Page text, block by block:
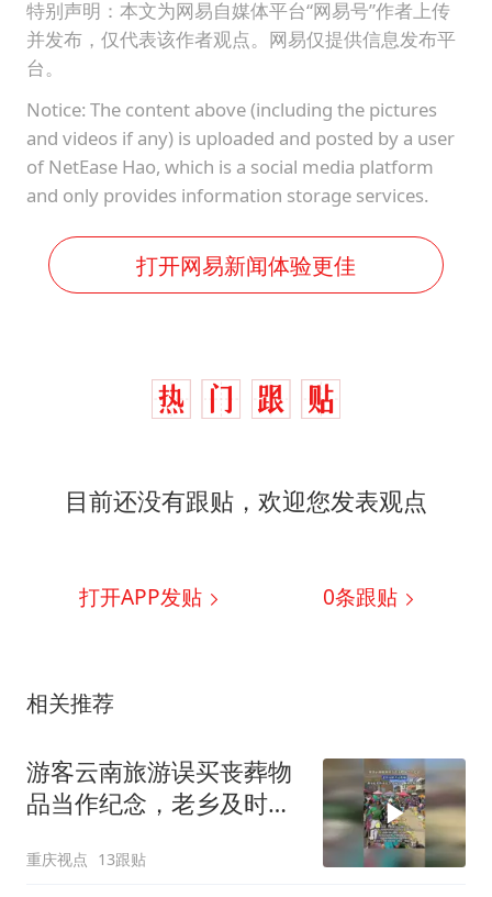
特别声明：本文为网易自媒体平台“网易号”作者上传
并发布，仅代表该作者观点。网易仅提供信息发布平
台。
Notice: The content above (including the pictures
and videos if any) is uploaded and posted by a user
of NetEase Hao, which is a social media platform
and only provides information storage services.
打开网易新闻体验更佳
目前还没有跟贴，欢迎您发表观点
打开APP发贴 0条跟贴
相关推荐
游客云南旅游误买丧葬物
品当作纪念，老乡及时善
款
重庆视点 13跟贴